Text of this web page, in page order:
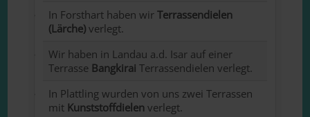
In Forsthart haben wirTerrassendielen
(Lärche) verlegt.
Wir haben in Landau a.d. Isar auf einer
Terrasse Bangkirai Terrassendielen verlegt.
In Plattling wurden von uns zwei Terrassen
mit Kunststoffdielen verlegt.